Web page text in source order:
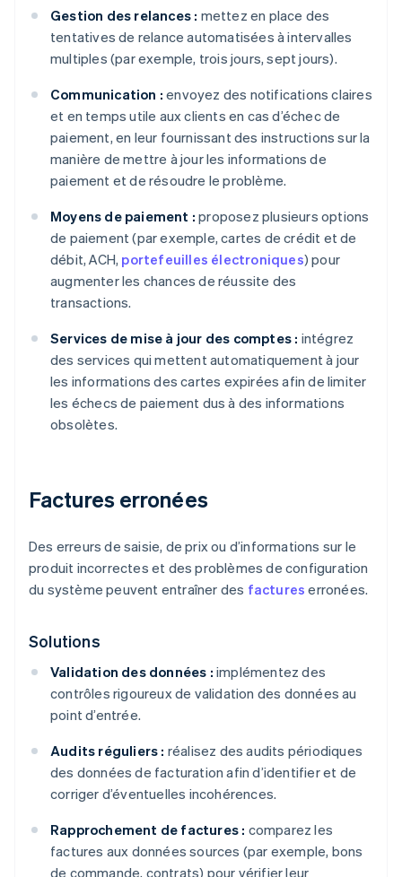
Gestion des relances : mettez en place des
tentatives de relance automatisées à intervalles
multiples (par exemple, trois jours, sept jours).
Communication : envoyez des notifications claires
et en temps utile aux clients en cas d’échec de
paiement, en leur fournissant des instructions sur la
manière de mettre à jour les informations de
paiement et de résoudre le problème.
Moyens de paiement : proposez plusieurs options
de paiement (par exemple, cartes de crédit et de
débit, ACH, portefeuilles électroniques) pour
augmenter les chances de réussite des
transactions.
Services de mise à jour des comptes : intégrez
des services qui mettent automatiquement à jour
les informations des cartes expirées afin de limiter
les échecs de paiement dus à des informations
obsolètes.
Factures erronées
Des erreurs de saisie, de prix ou d’informations sur le
produit incorrectes et des problèmes de configuration
du système peuvent entraîner des factures erronées.
Solutions
Validation des données : implémentez des
contrôles rigoureux de validation des données au
point d’entrée.
Audits réguliers : réalisez des audits périodiques
des données de facturation afin d’identifier et de
corriger d’éventuelles incohérences.
Rapprochement de factures : comparez les
factures aux données sources (par exemple, bons
de commande, contrats) pour vérifier leur